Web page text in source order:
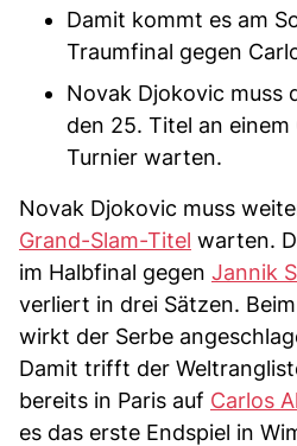
Damit kommt es am
Traumfinal gegen
Novak Djokovic muss
den 25. Titel an einem
Turnier warten.
Novak Djokovic muss
Grand-Slam-Titel warten.
im Halbfinal gegen Jannik
verliert in drei Sätzen.
wirkt der Serbe
Damit trifft der
bereits in Paris auf Carlos
es das erste Endspiel in